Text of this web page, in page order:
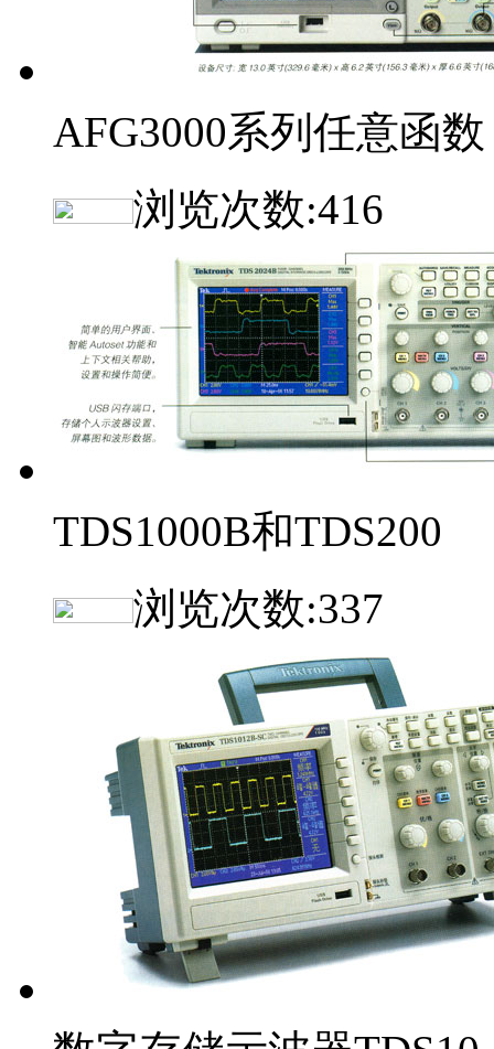
AFG3000系列任意函数
浏览次数:416
TDS1000B和TDS200
浏览次数:337